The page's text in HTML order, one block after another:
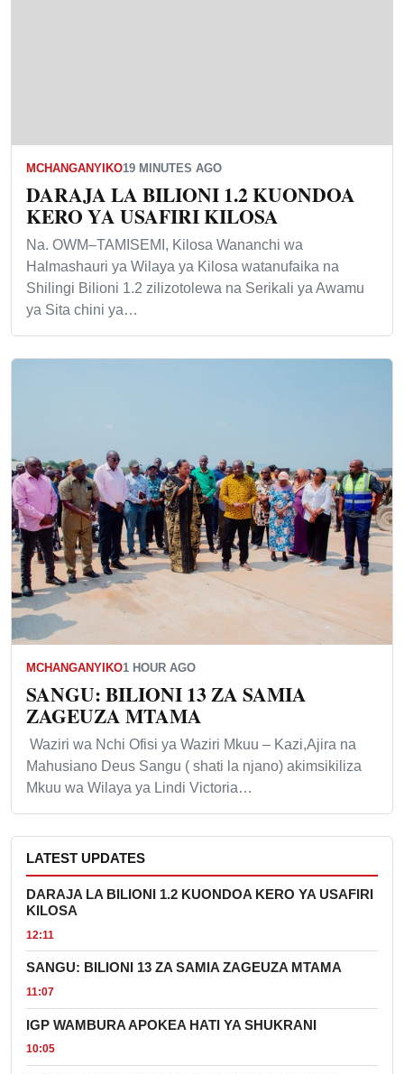
MCHANGANYIKO19 MINUTES AGO
DARAJA LA BILIONI 1.2 KUONDOA
KERO YA USAFIRI KILOSA
Na. OWM–TAMISEMI, Kilosa Wananchi wa
Halmashauri ya Wilaya ya Kilosa watanufaika na
Shilingi Bilioni 1.2 zilizotolewa na Serikali ya Awamu
ya Sita chini ya…
MCHANGANYIKO1 HOUR AGO
SANGU: BILIONI 13 ZA SAMIA
ZAGEUZA MTAMA
Waziri wa Nchi Ofisi ya Waziri Mkuu – Kazi,Ajira na
Mahusiano Deus Sangu ( shati la njano) akimsikiliza
Mkuu wa Wilaya ya Lindi Victoria…
LATEST UPDATES
DARAJA LA BILIONI 1.2 KUONDOA KERO YA USAFIRI
KILOSA
12:11
SANGU: BILIONI 13 ZA SAMIA ZAGEUZA MTAMA
11:07
IGP WAMBURA APOKEA HATI YA SHUKRANI
10:05